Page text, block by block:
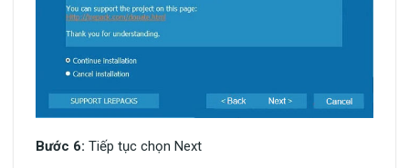
Bước 6: Tiếp tục chọn Next